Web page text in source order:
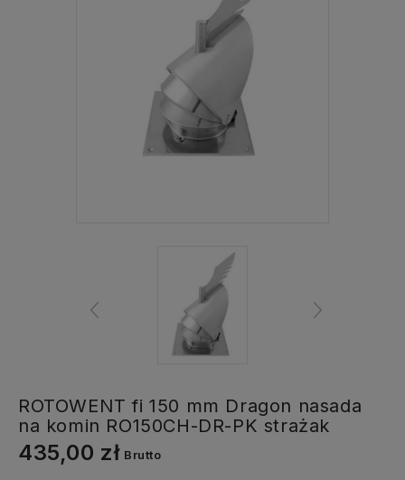
ROTOWENT fi 150 mm Dragon nasada
na komin RO150CH-DR-PK strażak
435,00 zł Brutto